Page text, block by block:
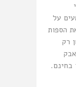
על
הספות
רק
בחינם.